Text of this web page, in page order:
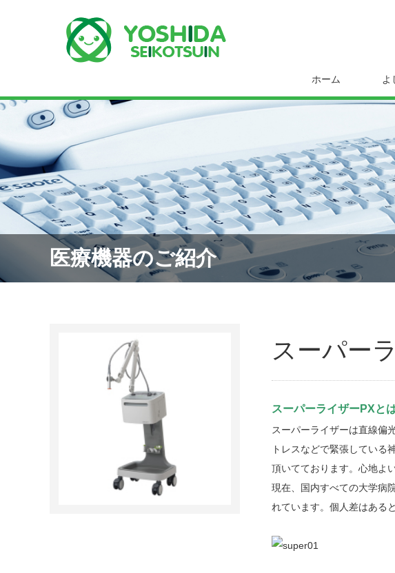
ホーム よ
医療機器のご紹介
スーパー
スーパーライザーPXと
スーパーライザーは直線偏
トレスなどで緊張している
頂いてております。心地よ
現在、国内すべての大学病
れています。個人差はある